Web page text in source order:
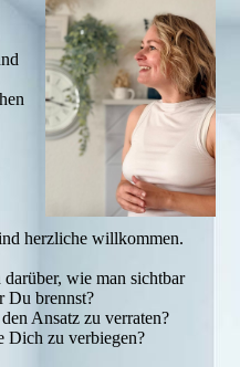
herzliche willkommen.
wie man sichtbar
Du brennst?
Ansatz zu verraten?
Dich zu verbiegen?